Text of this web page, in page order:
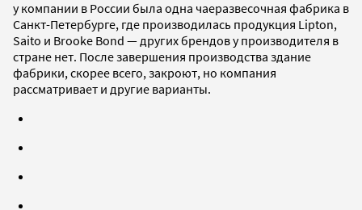
у компании в России была одна чаеразвесочная фабрика в
Санкт-Петербурге, где производилась продукция Lipton,
Saito и Brooke Bond — других брендов у производителя в
стране нет. После завершения производства здание
фабрики, скорее всего, закроют, но компания
рассматривает и другие варианты.